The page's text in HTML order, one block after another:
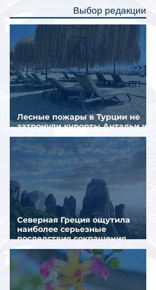
Выбор редакции
Лесные пожары в Турции не
затронули курорты Антальи и
Муглы
Северная Греция ощутила
наиболее серьезные
последствия сокращения
турпотока из России